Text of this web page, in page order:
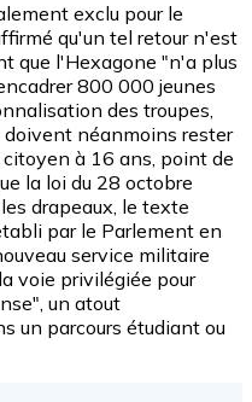
exclu pour le
qu'un tel retour n'est
que l'Hexagone "n'a plus
800 000 jeunes
des troupes,
doivent néanmoins rester
à 16 ans, point de
la loi du 28 octobre
drapeaux, le texte
par le Parlement en
service militaire
voie privilégiée pour
un atout
un parcours étudiant ou